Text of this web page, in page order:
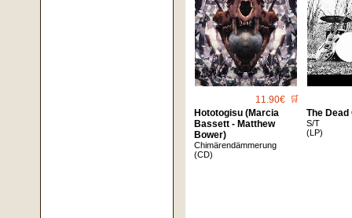
11.90€ 🛒
Hototogisu (Marcia
Bassett - Matthew
Bower)
Chimärendämmerung
(CD)
The Dead
S/T
(LP)